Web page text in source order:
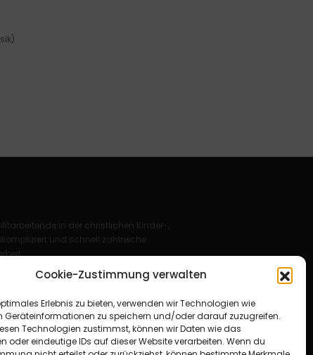
Cookie-Zustimmung verwalten
Erlebnis zu bieten, verwenden wir Technologien wie
Geräteinformationen zu speichern und/oder darauf zuzugreifen.
Technologien zustimmst, können wir Daten wie das
oder eindeutige IDs auf dieser Website verarbeiten. Wenn du
in der christlichen Kinder-,
und schnell zahlreiche
e. V.
für Christus“ e. V.